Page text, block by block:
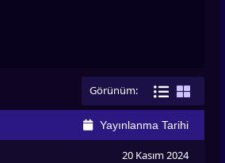
Görünüm:
Yayınlanma Tarihi
20 Kasım 2024